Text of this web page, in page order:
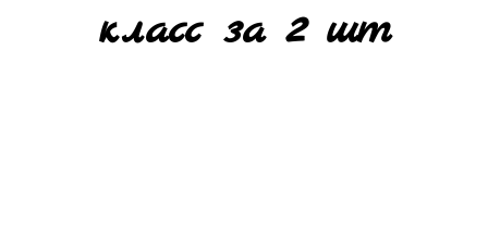
класс за 2 шт